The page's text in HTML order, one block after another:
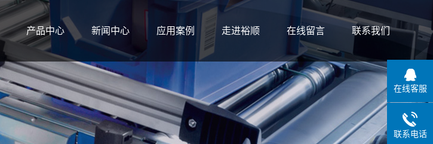
产品中心
辊筒系列
输送机系列
输送机配件
新闻中心
公司新闻
行业新闻
技术知识
应用案例 走进裕顺
公司简介
联系我们
荣誉资质
在线留言 联系我们
在线客服
联系电话